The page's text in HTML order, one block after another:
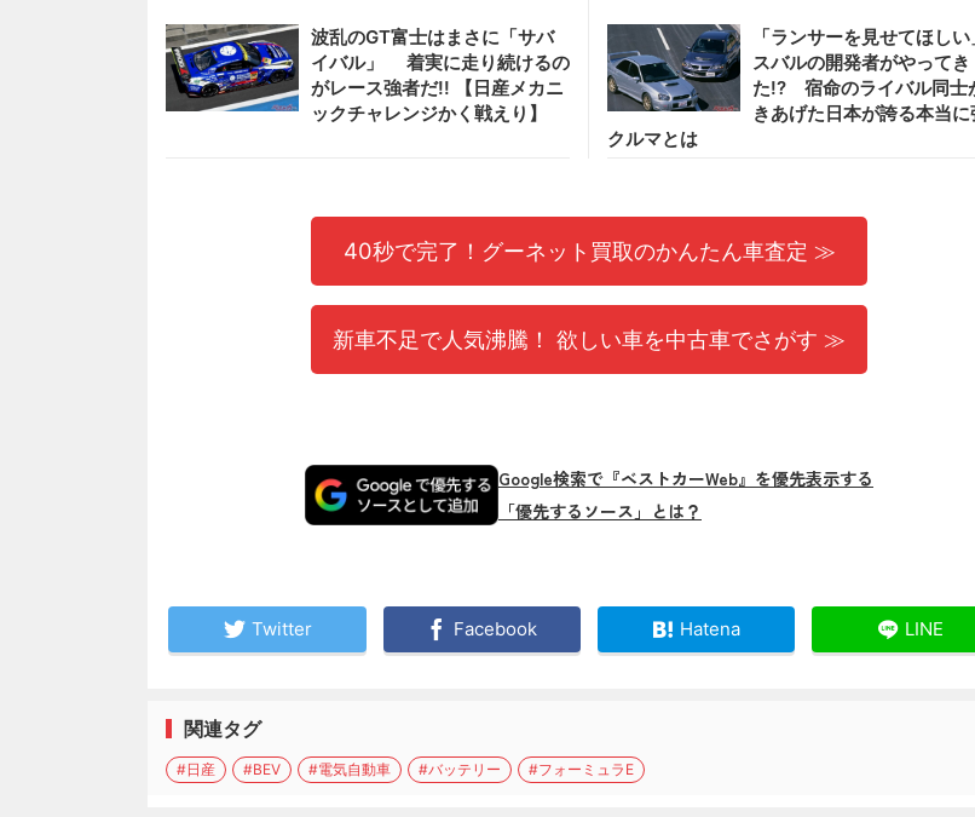
波乱のGT富士はまさに「サバ
イバル」 着実に走り続けるの
がレース強者だ!! 【日産メカニ
ックチャレンジかく戦えり】
「ランサーを見せてほしい
スバルの開発者がやってき
た!? 宿命のライバル同士
きあげた日本が誇る本当に
クルマとは
40秒で完了！グーネット買取のかんたん車査定 ≫
新車不足で人気沸騰！ 欲しい車を中古車でさがす ≫
Google検索で『ベストカーWeb』を優先表示する
「優先するソース」とは？
Twitter Facebook Hatena LINE
関連タグ
#日産 #BEV #電気自動車 #バッテリー #フォーミュラE